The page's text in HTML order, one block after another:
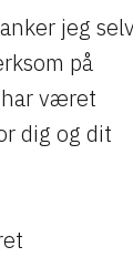
jeg selv
på
har været
dig og dit